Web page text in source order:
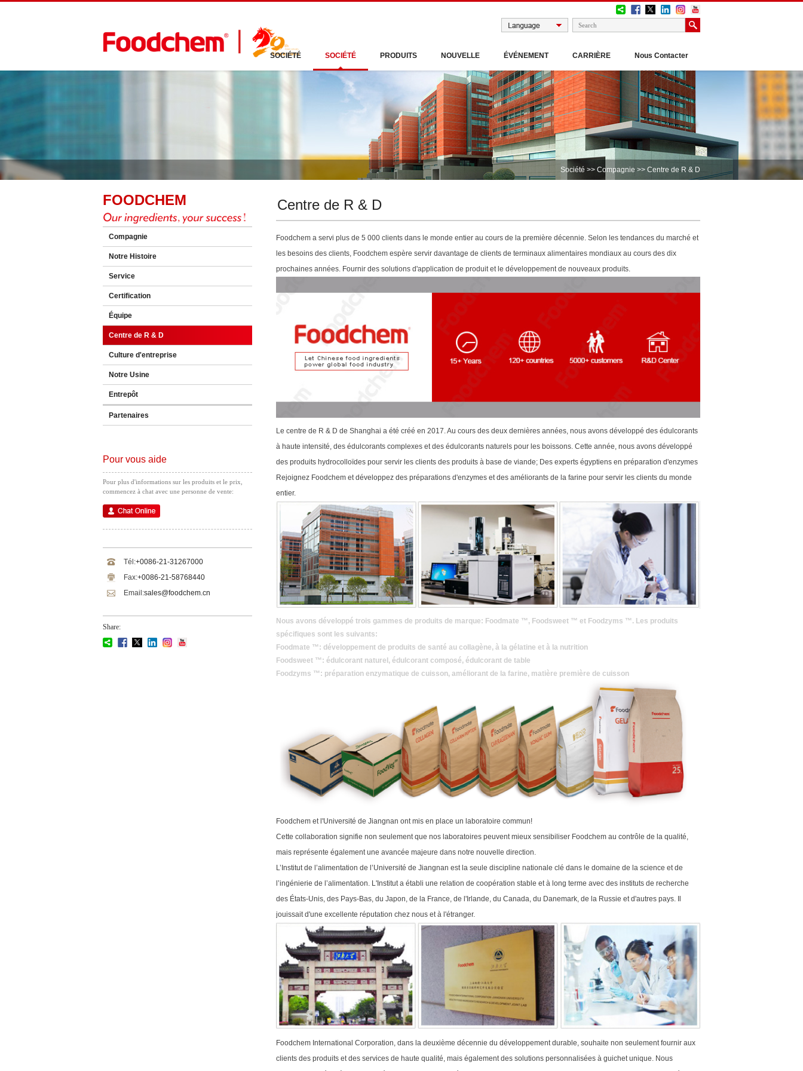
SOCIÉTÉ SOCIÉTÉ PRODUITS NOUVELLE ÉVÉNEMENT CARRIÈRE Nous Contacter
Société >> Compagnie >> Centre de R & D
FOODCHEM
Compagnie
Notre Histoire
Service
Certification
Équipe
Centre de R & D
Culture d'entreprise
Notre Usine
Entrepôt
Partenaires
Pour vous aide
Pour plus d'informations sur les produits et le prix,
commencez à chat avec une personne de vente:
Tél:+0086-21-31267000
Fax:+0086-21-58768440
Email:sales@foodchem.cn
Share:
Centre de R & D
Foodchem a servi plus de 5 000 clients dans le monde entier au cours de la première décennie. Selon les tendances du marché et
les besoins des clients, Foodchem espère servir davantage de clients de terminaux alimentaires mondiaux au cours des dix
prochaines années. Fournir des solutions d'application de produit et le développement de nouveaux produits.
Le centre de R & D de Shanghai a été créé en 2017. Au cours des deux dernières années, nous avons développé des édulcorants
à haute intensité, des édulcorants complexes et des édulcorants naturels pour les boissons. Cette année, nous avons développé
des produits hydrocolloïdes pour servir les clients des produits à base de viande; Des experts égyptiens en préparation d'enzymes
Rejoignez Foodchem et développez des préparations d'enzymes et des améliorants de la farine pour servir les clients du monde
entier.
Nous avons développé trois gammes de produits de marque: Foodmate ™, Foodsweet ™ et Foodzyms ™. Les produits
spécifiques sont les suivants:
Foodmate ™: développement de produits de santé au collagène, à la gélatine et à la nutrition
Foodsweet ™: édulcorant naturel, édulcorant composé, édulcorant de table
Foodzyms ™: préparation enzymatique de cuisson, améliorant de la farine, matière première de cuisson
Foodchem et l'Université de Jiangnan ont mis en place un laboratoire commun!
Cette collaboration signifie non seulement que nos laboratoires peuvent mieux sensibiliser Foodchem au contrôle de la qualité,
mais représente également une avancée majeure dans notre nouvelle direction.
L’Institut de l’alimentation de l’Université de Jiangnan est la seule discipline nationale clé dans le domaine de la science et de
l’ingénierie de l’alimentation. L'Institut a établi une relation de coopération stable et à long terme avec des instituts de recherche
des États-Unis, des Pays-Bas, du Japon, de la France, de l'Irlande, du Canada, du Danemark, de la Russie et d'autres pays. Il
jouissait d'une excellente réputation chez nous et à l'étranger.
Foodchem International Corporation, dans la deuxième décennie du développement durable, souhaite non seulement fournir aux
clients des produits et des services de haute qualité, mais également des solutions personnalisées à guichet unique. Nous